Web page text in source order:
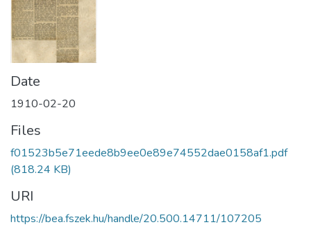
Date
1910-02-20
Files
f01523b5e71eede8b9ee0e89e74552dae0158af1.pdf
(818.24 KB)
URI
https://bea.fszek.hu/handle/20.500.14711/107205